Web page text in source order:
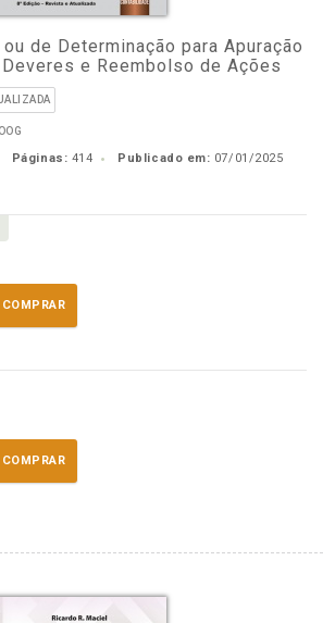
de Determinação para Apuração
e Reembolso de Ações
Páginas: 414 Publicado em: 07/01/2025
COMPRAR
COMPRAR